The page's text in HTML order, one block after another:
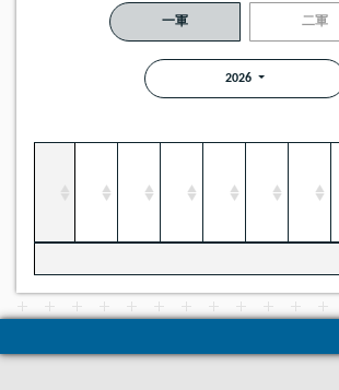
一軍 二軍
2026